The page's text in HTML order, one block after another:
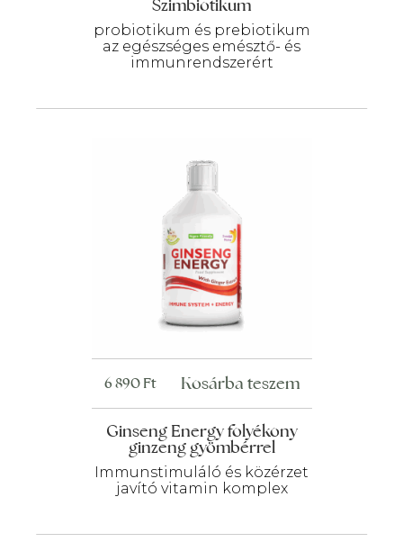
Szimbiotikum
probiotikum és prebiotikum
az egészséges emésztő- és
immunrendszerért
Ginseng Energy folyékony
ginzeng gyömbérrel
Immunstimuláló és közérzet
javító vitamin komplex
6 890Ft Kosárba teszem